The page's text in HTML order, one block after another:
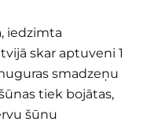
iedzimta
skar aptuveni 1
smadzeņu
tiek bojātas,
šūnu